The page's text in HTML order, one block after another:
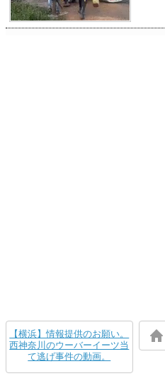
【横浜】情報提供のお願い。
西神奈川のウーバーイーツ当
て逃げ事件の動画。